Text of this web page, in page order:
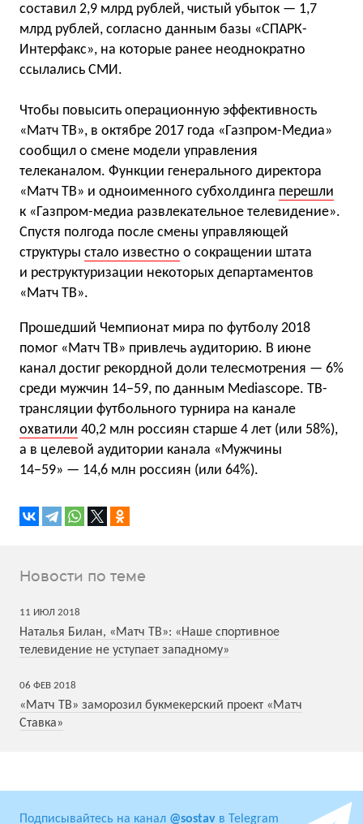
составил 2,9 млрд рублей, чистый убыток — 1,7
млрд рублей, согласно данным базы «СПАРК-
Интерфакс», на которые ранее неоднократно
ссылались СМИ.
Чтобы повысить операционную эффективность
«Матч ТВ», в октябре 2017 года «Газпром-Медиа»
сообщил о смене модели управления
телеканалом. Функции генерального директора
«Матч ТВ» и одноименного субхолдинга перешли
к «Газпром-медиа развлекательное телевидение».
Спустя полгода после смены управляющей
структуры стало известно о сокращении штата
и реструктуризации некоторых департаментов
«Матч ТВ».
Прошедший Чемпионат мира по футболу 2018
помог «Матч ТВ» привлечь аудиторию. В июне
канал достиг рекордной доли телесмотрения — 6%
среди мужчин 14−59, по данным Mediascope. ТВ-
трансляции футбольного турнира на канале
охватили 40,2 млн россиян старше 4 лет (или 58%),
а в целевой аудитории канала «Мужчины
14−59» — 14,6 млн россиян (или 64%).
Новости по теме
11 ИЮЛ 2018
Наталья Билан, «Матч ТВ»: «Наше спортивное
телевидение не уступает западному»
06 ФЕВ 2018
«Матч ТВ» заморозил букмекерский проект «Матч
Ставка»
Подписывайтесь на канал @sostav в Telegram